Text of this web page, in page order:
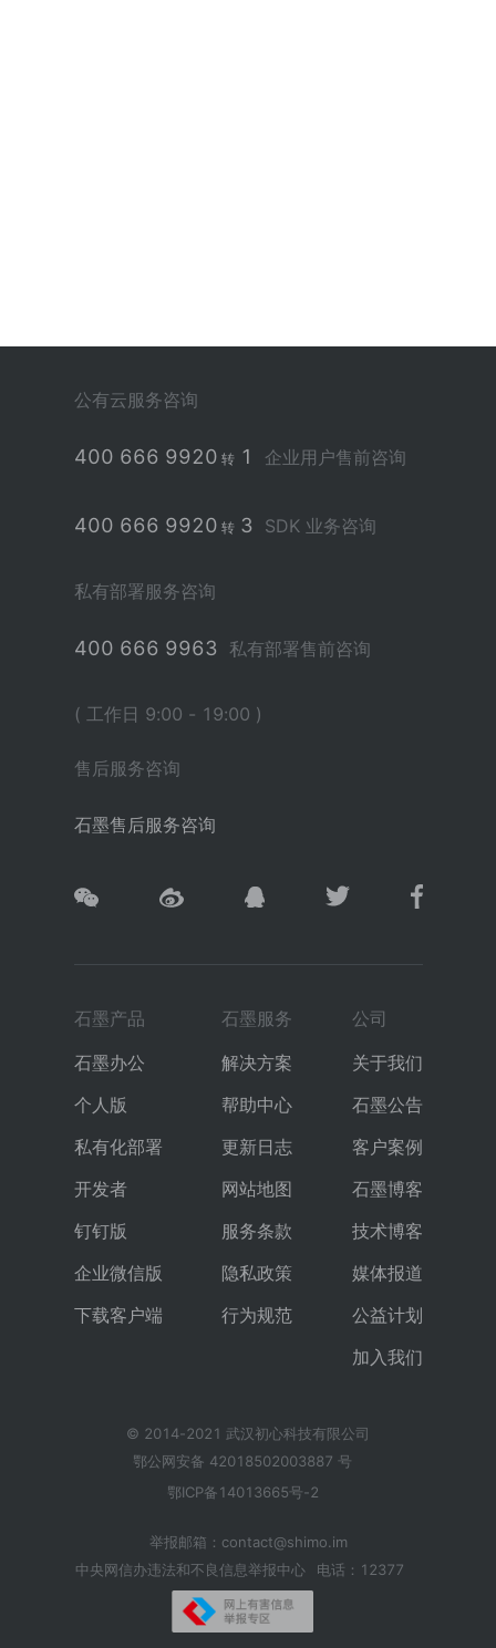
公有云服务咨询
400 666 9920 转1 企业用户售前咨询
400 666 9920 转3 SDK 业务咨询
私有部署服务咨询
400 666 9963 私有部署售前咨询
( 工作日 9:00 - 19:00 )
售后服务咨询
石墨售后服务咨询
石墨产品
石墨办公
个人版
私有化部署
开发者
钉钉版
企业微信版
下载客户端
石墨服务
解决方案
帮助中心
更新日志
网站地图
服务条款
隐私政策
行为规范
公司
关于我们
石墨公告
客户案例
石墨博客
技术博客
媒体报道
公益计划
加入我们
© 2014-2021 武汉初心科技有限公司
鄂公网安备 42018502003887 号
鄂ICP备14013665号-2
举报邮箱：contact@shimo.im
中央网信办违法和不良信息举报中心
电话：12377